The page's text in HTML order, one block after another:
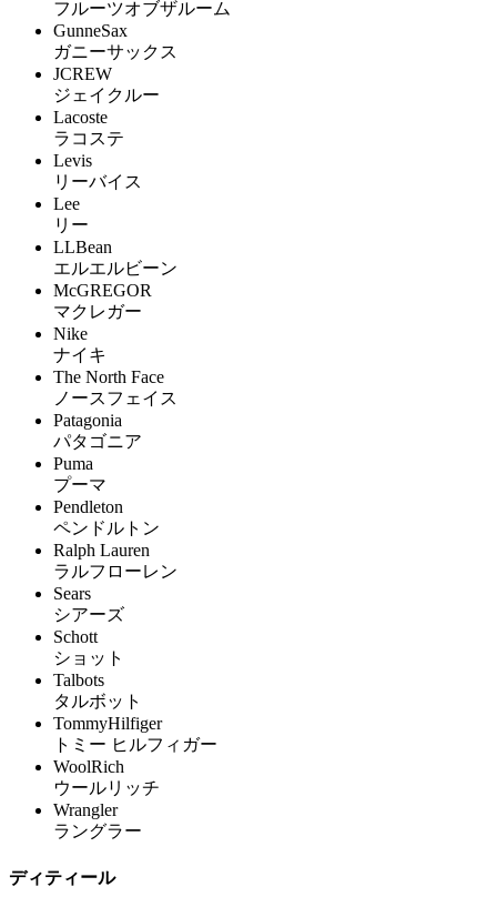
フルーツオブザルーム
GunneSax
ガニーサックス
JCREW
ジェイクルー
Lacoste
ラコステ
Levis
リーバイス
Lee
リー
LLBean
エルエルビーン
McGREGOR
マクレガー
Nike
ナイキ
The North Face
ノースフェイス
Patagonia
パタゴニア
Puma
プーマ
Pendleton
ペンドルトン
Ralph Lauren
ラルフローレン
Sears
シアーズ
Schott
ショット
Talbots
タルボット
TommyHilfiger
トミー ヒルフィガー
WoolRich
ウールリッチ
Wrangler
ラングラー
ディティール